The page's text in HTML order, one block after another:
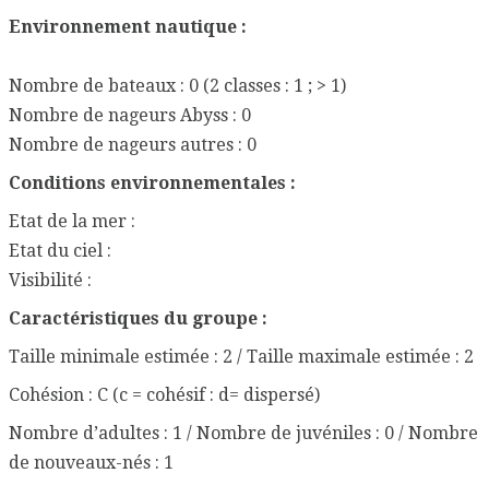
Environnement nautique :
Nombre de bateaux : 0 (2 classes : 1 ; > 1)
Nombre de nageurs Abyss : 0
Nombre de nageurs autres : 0
Conditions environnementales :
Etat de la mer :
Etat du ciel :
Visibilité :
Caractéristiques du groupe :
Taille minimale estimée : 2 / Taille maximale estimée : 2
Cohésion : C (c = cohésif : d= dispersé)
Nombre d’adultes : 1 / Nombre de juvéniles : 0 / Nombre
de nouveaux-nés : 1